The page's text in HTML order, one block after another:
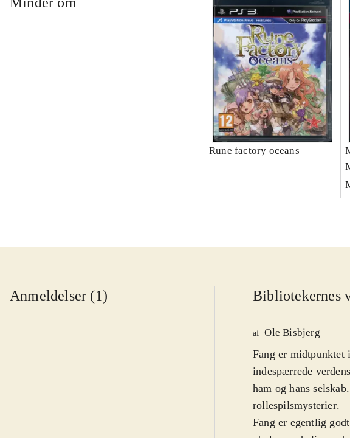
Rune factory oceans
Anmeldelser (1) Bibliotekernes
af Ole Bisbjerg
Fang er midtpunktet
indespærrede
ham og hans
rollespilsmysterier.
Fang er egentlig